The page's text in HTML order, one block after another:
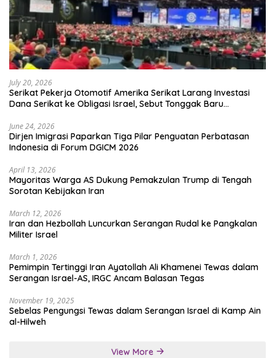
July 20, 2026
Serikat Pekerja Otomotif Amerika Serikat Larang Investasi
Dana Serikat ke Obligasi Israel, Sebut Tonggak Baru
June 24, 2026
Dirjen Imigrasi Paparkan Tiga Pilar Penguatan Perbatasan
Indonesia di Forum DGICM 2026
April 13, 2026
Mayoritas Warga AS Dukung Pemakzulan Trump di Tengah
Sorotan Kebijakan Iran
March 12, 2026
Iran dan Hezbollah Luncurkan Serangan Rudal ke Pangkalan
Militer Israel
March 1, 2026
Pemimpin Tertinggi Iran Ayatollah Ali Khamenei Tewas dalam
Serangan Israel-AS, IRGC Ancam Balasan Tegas
November 19, 2025
Sebelas Pengungsi Tewas dalam Serangan Israel di Kamp Ain
al-Hilweh
View More